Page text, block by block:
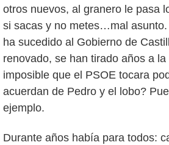
otros nuevos, al granero le pasa
si sacas y no metes…mal
ha sucedido al Gobierno de
renovado, se han tirado años a
imposible que el PSOE tocara
acuerdan de Pedro y el lobo?
ejemplo.
Durante años había para todos: